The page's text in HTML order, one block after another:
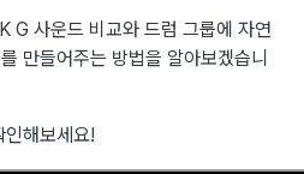
사운드 비교와 드럼 그룹에 자연
만들어주는 방법을 알아보겠습니
해보세요!